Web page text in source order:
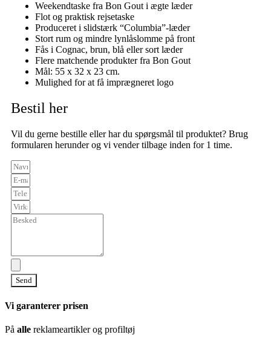
Weekendtaske fra Bon Gout i ægte læder
Flot og praktisk rejsetaske
Produceret i slidstærk “Columbia”-læder
Stort rum og mindre lynlåslomme på front
Fås i Cognac, brun, blå eller sort læder
Flere matchende produkter fra Bon Gout
Mål: 55 x 32 x 23 cm.
Mulighed for at få imprægneret logo
Bestil her
Vil du gerne bestille eller har du spørgsmål til produktet? Brug
formularen herunder og vi vender tilbage inden for 1 time.
Send
Vi garanterer prisen
På alle reklameartikler og profiltøj